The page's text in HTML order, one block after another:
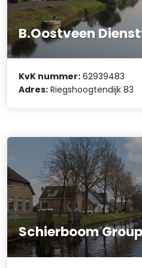
B.Oostveen
KvK nummer: 62939483
Adres: Riegshoogtendijk 83
Schierboom